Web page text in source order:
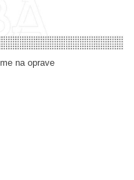
na oprave